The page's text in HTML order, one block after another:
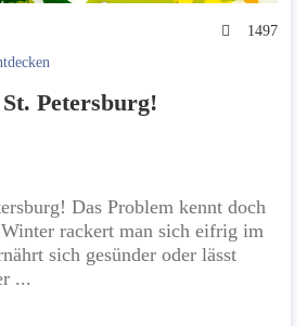
1497
Petersburg!
Das Problem kennt doch
rackert man sich eifrig im
sich gesünder oder lässt
...